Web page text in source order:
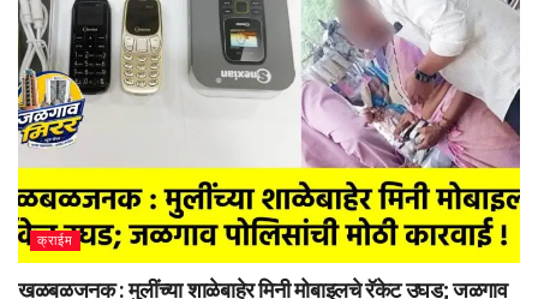
क्राईम
खळबळजनक : मुलींच्या शाळेबाहेर मिनी मोबाइलचे रॅकेट उघड; जळगाव